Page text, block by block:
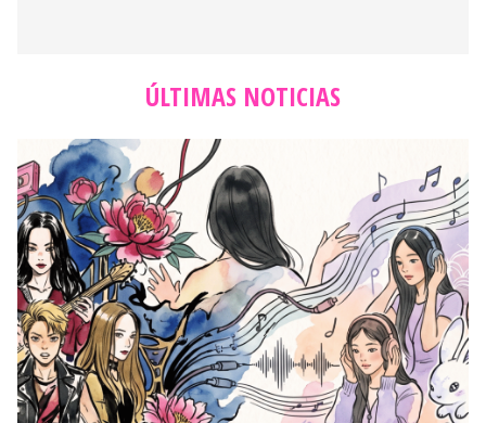
ÚLTIMAS NOTICIAS